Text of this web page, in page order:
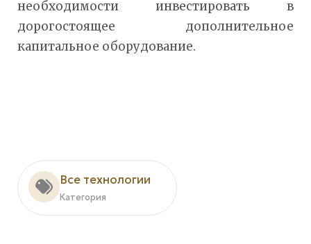
необходимости инвестировать в
дорогостоящее дополнительное
капитальное оборудование.
Все технологии
Категория